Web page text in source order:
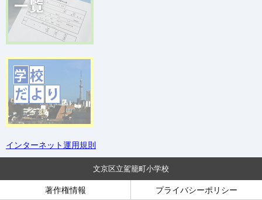
インターネット運用規則
文京区立駕籠町小学校
著作権情報 プライバシーポリシー